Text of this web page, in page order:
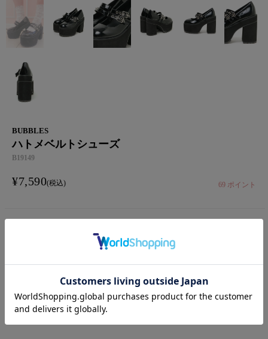
BUBBLES
ハトメベルトシューズ
B19149
¥7,590 税込 69 ポイント
38